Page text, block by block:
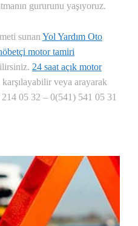
gururunu yaşıyoruz.
sunan Yol Yardım Oto
motor tamiri
24 saat açık motor
karşılayabilir veya arayarak
05 32 – 0(541) 541 05 31